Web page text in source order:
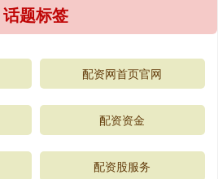
话题标签
配资网首页官网
配资资金
配资股服务